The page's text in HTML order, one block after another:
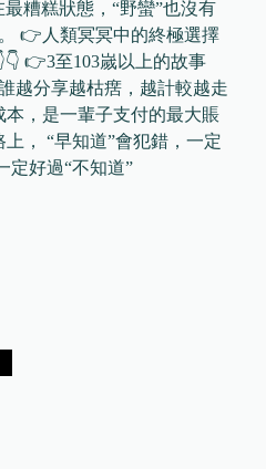
糟糕狀態，“野蠻”也沒有
👉人類冥冥中的終極選擇
👉3至103嵗以上的故事
越分享越枯瘔，越計較越走
，是一輩子支付的最大賬
， “早知道”會犯錯，一定
定好過“不知道”